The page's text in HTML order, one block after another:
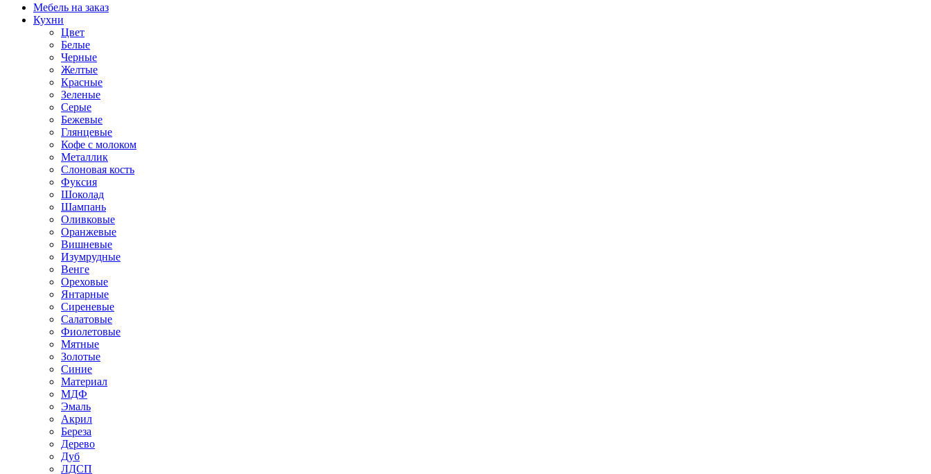
Мебель на заказ
Кухни
Цвет
Белые
Черные
Желтые
Красные
Зеленые
Серые
Бежевые
Глянцевые
Кофе с молоком
Металлик
Слоновая кость
Фуксия
Шоколад
Шампань
Оливковые
Оранжевые
Вишневые
Изумрудные
Венге
Ореховые
Янтарные
Сиреневые
Салатовые
Фиолетовые
Мятные
Золотые
Синие
Материал
МДФ
Эмаль
Акрил
Береза
Дерево
Дуб
ЛДСП